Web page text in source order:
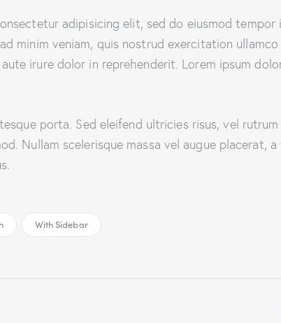
adipisicing elit, sed do eiusmod
minim veniam, quis nostrud exercitation
irure dolor in reprehenderit. Lorem ipsum
porta. Sed eleifend ultricies risus, vel
Nullam scelerisque massa vel augue placerat,
With Sidebar